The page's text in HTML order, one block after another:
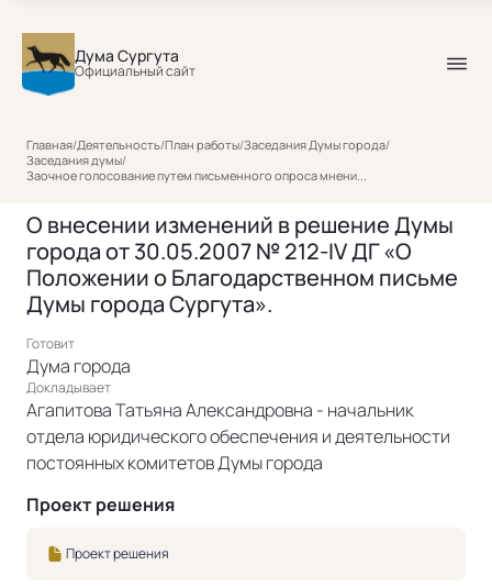
Дума Сургута
Официальный сайт
Главная/Деятельность/План работы/Заседания Думы города/
Заседания думы/
Заочное голосование путем письменного опроса мнени...
О внесении изменений в решение Думы
города от 30.05.2007 № 212-IV ДГ «О
Положении о Благодарственном письме
Думы города Сургута».
Готовит
Дума города
Докладывает
Агапитова Татьяна Александровна - начальник
отдела юридического обеспечения и деятельности
постоянных комитетов Думы города
Проект решения
Проект решения